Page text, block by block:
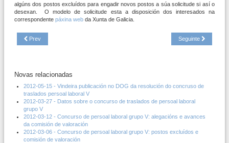
algúns dos postos excluídos para engadir novos postos a súa solicitude si así o
desexan. O modelo de solicitude esta a disposición dos interesados na
correspondente páxina web da Xunta de Galicia.
Prev Seguinte
Novas relacionadas
2012-05-15 - Vindeira publicación no DOG da resolución do concruso de
traslados persoal laboral V
2012-03-27 - Datos sobre o concurso de traslados de persoal laboral
grupo V
2012-03-12 - Concurso de persoal laboral grupo V: alegacións e avances
da comisión de valoración
2012-03-06 - Concurso de persoal laboral grupo V: postos excluídos e
comisión de valoración